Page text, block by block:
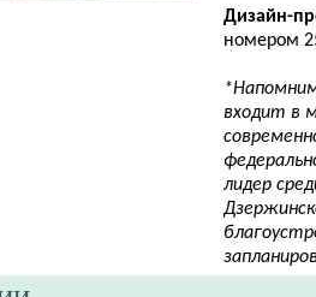
Дизайн-
номером
входит в
лидер